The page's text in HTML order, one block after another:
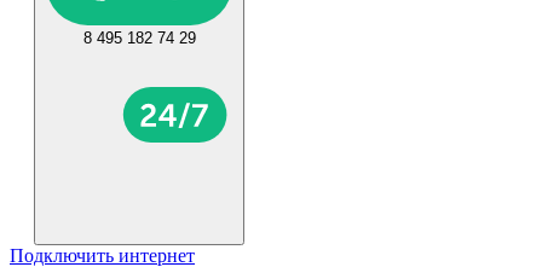
8 495 182 74 29
Подключить интернет